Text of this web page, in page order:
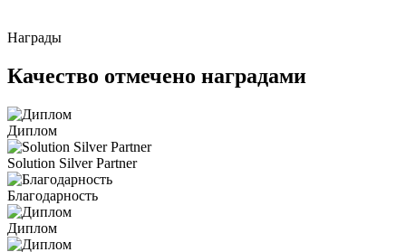
Награды
Качество отмечено наградами
Диплом
Solution Silver Partner
Благодарность
Диплом